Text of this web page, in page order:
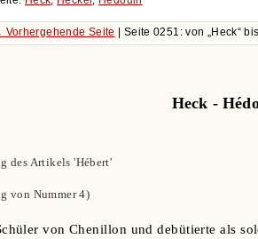
Vorhergehende Seite | Seite 0251: von Heck bis
Heck -
des Artikels 'Hébert'
von Nummer 4)
von Chenillon und debütierte als